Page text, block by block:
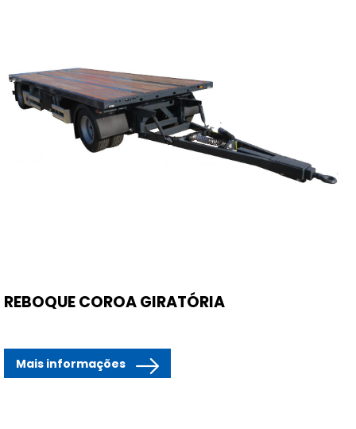
REBOQUE COROA GIRATÓRIA
Mais informações